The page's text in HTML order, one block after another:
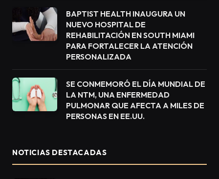
BAPTIST HEALTH INAUGURA UN
NUEVO HOSPITAL DE
REHABILITACIÓN EN SOUTH MIAMI
PARA FORTALECER LA ATENCIÓN
PERSONALIZADA
SE CONMEMORÓ EL DÍA MUNDIAL DE
LA NTM, UNA ENFERMEDAD
PULMONAR QUE AFECTA A MILES DE
PERSONAS EN EE.UU.
NOTICIAS DESTACADAS